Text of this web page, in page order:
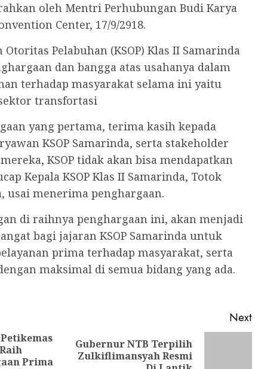
oleh Mentri Perhubungan Budi Karya
Center, 17/9/2918.
Pelabuhan (KSOP) Klas II Samarinda
dan bangga atas usahanya dalam
terhadap masyarakat selama ini yaitu
transfortasi
yang pertama, terima kasih kepada
KSOP Samarinda, serta stakeholder
KSOP tidak akan bisa mendapatkan
Kepala KSOP Klas II Samarinda, Totok
usai menerima penghargaan.
di raihnya penghargaan ini, akan menjadi
bagi jajaran KSOP Samarinda untuk
prima terhadap masyarakat, serta
maksimal di semua bidang yang ada.
Previous
Prima
Next
Next
Gubernur NTB Terpilih
Zulkiflimansyah Resmi